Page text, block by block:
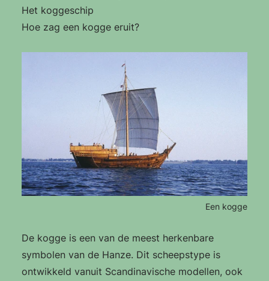
Het koggeschip
Hoe zag een kogge eruit?
Een kogge
De kogge is een van de meest herkenbare
symbolen van de Hanze. Dit scheepstype is
ontwikkeld vanuit Scandinavische modellen, ook